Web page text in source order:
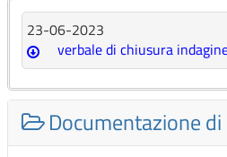
23-06-2023
verbale di chiusura
Documentazione di